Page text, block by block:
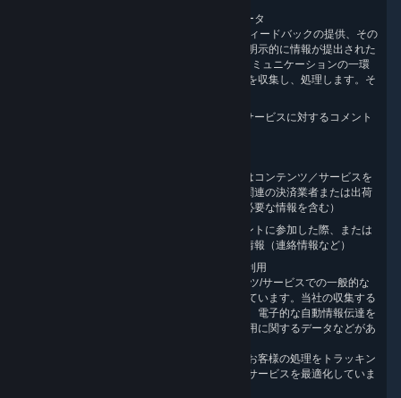
3.3 お客様から明示的に提出されたその他のデータ
Steam コミュニティフォーラム、チャット、フィードバックの提供、その
他のユーザー生成コンテンツなど、お客様から明示的に情報が提出された
場合、あるいは Steam 上で他のユーザーとのコミュニケーションの一環
として情報が送信された場合、当社は個人情報を収集し、処理します。そ
お客様が投稿した情報、当社コンテンツ／サービスに対するコメント
当社に情報やサポートを要請した際、またはコンテンツ／サービスを
購入した際にお客様から提供された情報（関連の決済業者または出荷
業者（形のある商品の場合）が注文処理に必要な情報を含む）
コンペティション、コンテスト、トーナメントに参加した際、または
アンケートに回答した際に当社に提供した情報（連絡情報など）
3.4 Steam クライアントおよびウェブサイトの利用
Steam から提供されるウェブサイト、コンテンツ/サービスでの一般的な
やり取りを通じて、当社は様々な情報を収集しています。当社の収集する
情報には、ブラウザーおよび機器に関する情報、電子的な自動情報伝達を
通じて収集されたデータ、アプリケーション利用に関するデータなどがあ
同様に、ウェブサイトやアプリケーションからお客様の処理をトラッキン
グして、ボットではないことを確認し、当社のサービスを最適化していま